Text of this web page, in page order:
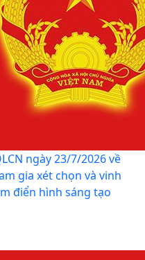
ngày 23/7/2026 về
gia xét chọn và vinh
điển hình sáng tạo